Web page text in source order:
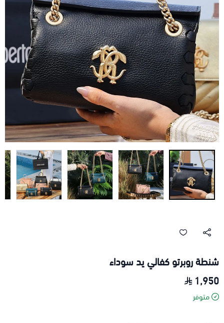
شنطة روبرتو كفالي يد سوداء
1,950
متوفر